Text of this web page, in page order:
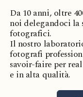
Da 10 anni, oltre
noi delegandoci
fotografici.
Il nostro
fotografi
savoir-faire per
e in alta qualità.